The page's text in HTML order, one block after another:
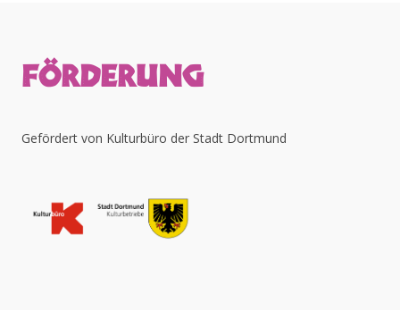
FÖRDERUNG
Gefördert von Kulturbüro der Stadt Dortmund